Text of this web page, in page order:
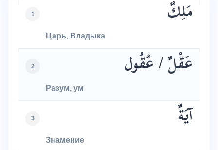
1 مَلِكٌ
Царь, Владыка
2 عَقْلٌ / عُقُول
Разум, ум
3 آيَةٌ
Знамение